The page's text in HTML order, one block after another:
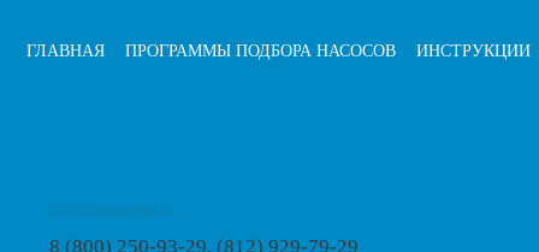
ГЛАВНАЯ ПРОГРАММЫ ПОДБОРА НАСОСОВ ИНСТРУКЦИИ
8 (800) 250-93-29, (812) 929-79-29